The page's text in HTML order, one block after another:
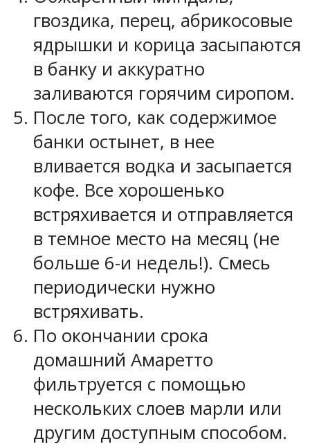
гвоздика, перец, абрикосовые
ядрышки и корица засыпаются
в банку и аккуратно
заливаются горячим сиропом.
После того, как содержимое
банки остынет, в нее
вливается водка и засыпается
кофе. Все хорошенько
встряхивается и отправляется
в темное место на месяц (не
больше 6-и недель!). Смесь
периодически нужно
встряхивать.
По окончании срока
домашний Амаретто
фильтруется с помощью
нескольких слоев марли или
другим доступным способом.